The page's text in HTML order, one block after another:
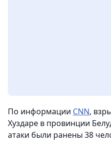
По информации CNN,
Хуздаре в провинции
атаки были ранены 38